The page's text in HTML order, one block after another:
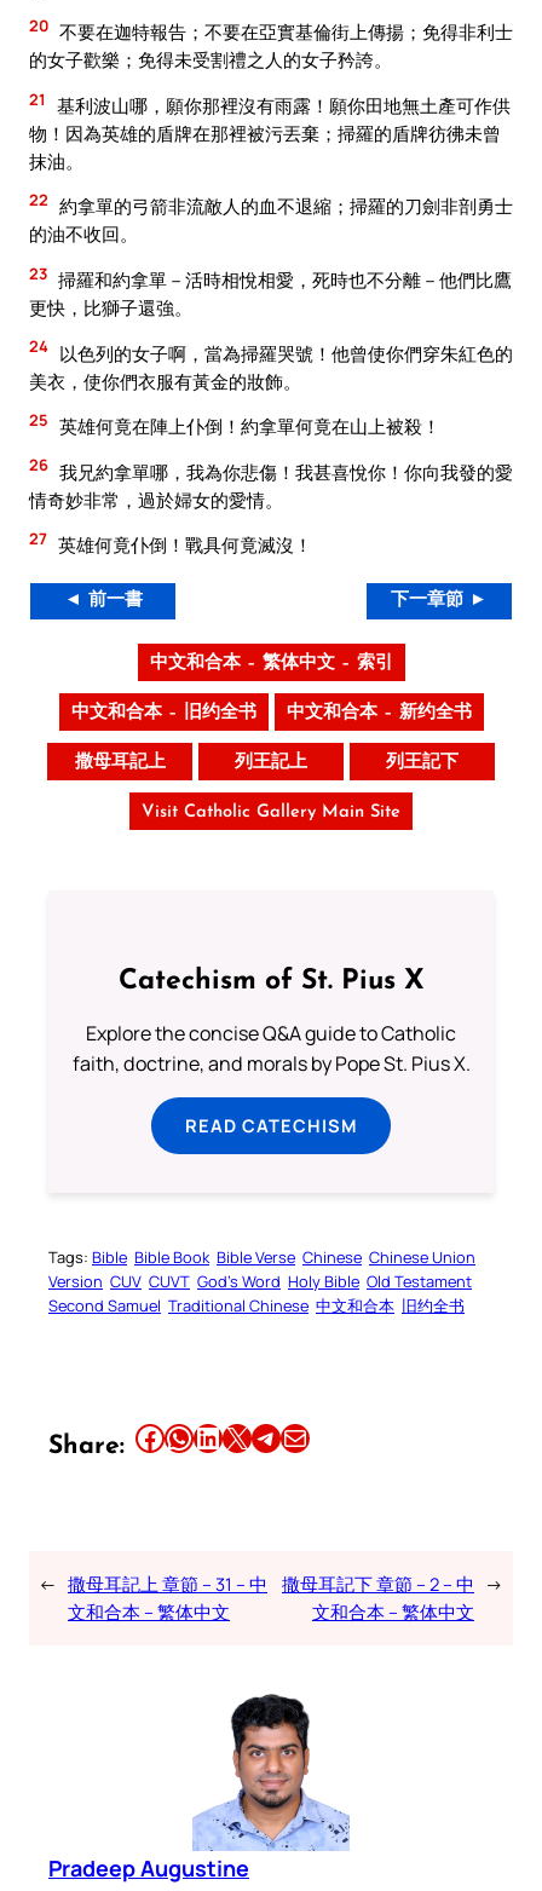
20 不要在迦特報告；不要在亞實基倫街上傳揚；免得非利士
的女子歡樂；免得未受割禮之人的女子矜誇。
21
基利波山哪，願你那裡沒有雨露！願你田地無土產可作供
物！因為英雄的盾牌在那裡被污丟棄；掃羅的盾牌彷彿未曾
抹油。
22 約拿單的弓箭非流敵人的血不退縮；掃羅的刀劍非剖勇士
的油不收回。
23 掃羅和約拿單－活時相悅相愛，死時也不分離－他們比鷹
更快，比獅子還強。
24 以色列的女子啊，當為掃羅哭號！他曾使你們穿朱紅色的
美衣，使你們衣服有黃金的妝飾。
25 英雄何竟在陣上仆倒！約拿單何竟在山上被殺！
26 我兄約拿單哪，我為你悲傷！我甚喜悅你！你向我發的愛
情奇妙非常，過於婦女的愛情。
27 英雄何竟仆倒！戰具何竟滅沒！
◄ 前一書 下一章節 ►
中文和合本 – 繁体中文 – 索引
中文和合本 – 旧约全书 中文和合本 – 新约全书
撒母耳記上 列王記上 列王記下
Visit Catholic Gallery Main Site
Catechism of St. Pius X
Explore the concise Q&A guide to Catholic
faith, doctrine, and morals by Pope St. Pius X.
READ CATECHISM
Tags: Bible Bible Book Bible Verse Chinese Chinese Union
Version CUV CUVT God’s Word Holy Bible Old Testament
Second Samuel Traditional Chinese 中文和合本 旧约全书
Share: Share this article on Facebook Share this article on WhatsApp Share this article on LinkedIn Share this article on X Share this article on TelegramEmail this Article
← 撒母耳記上 章節 – 31 – 中
文和合本 – 繁体中文
撒母耳記下 章節 – 2 – 中
文和合本 – 繁体中文
→
Pradeep Augustine